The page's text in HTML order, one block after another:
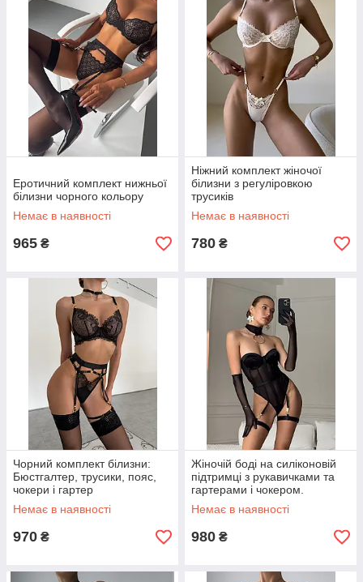
Еротичний комплект нижньої
білизни чорного кольору
Немає в наявності
965 ₴
Ніжний комплект жіночої
білизни з регуліровкою
трусиків
Немає в наявності
780 ₴
Чорний комплект білизни:
Бюстгалтер, трусики, пояс,
чокери і гартер
Немає в наявності
970 ₴
Жіночій боді на силіконовій
підтримці з рукавичками та
гартерами і чокером.
Немає в наявності
980 ₴